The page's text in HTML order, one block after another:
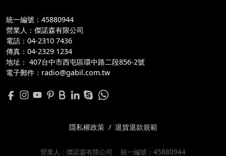
統一編號：45880944
營業人：傑諾森有限公司
電話：04-2310 7436
傳真：04-2329 1234
地址： 407台中市西屯區環中路二段856-2號
電子郵件：radio@gabil.com.tw
隱私權政策/ 退貨退款規範
營業人： 傑諾森有限公司 統一編號： 45880944